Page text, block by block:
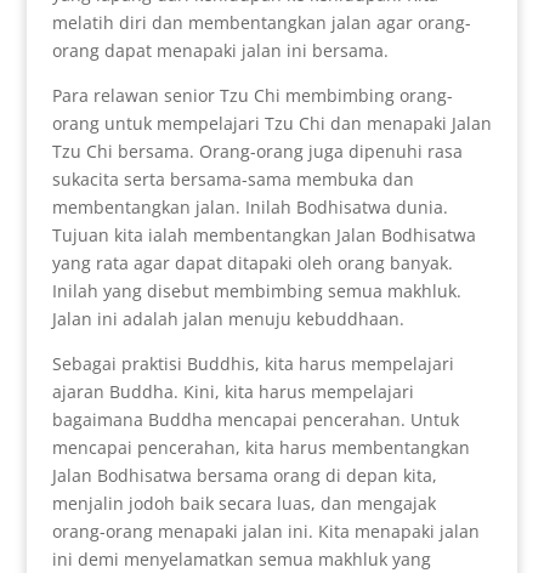
melatih diri dan membentangkan jalan agar orang-
orang dapat menapaki jalan ini bersama.
Para relawan senior Tzu Chi membimbing orang-
orang untuk mempelajari Tzu Chi dan menapaki Jalan
Tzu Chi bersama. Orang-orang juga dipenuhi rasa
sukacita serta bersama-sama membuka dan
membentangkan jalan. Inilah Bodhisatwa dunia.
Tujuan kita ialah membentangkan Jalan Bodhisatwa
yang rata agar dapat ditapaki oleh orang banyak.
Inilah yang disebut membimbing semua makhluk.
Jalan ini adalah jalan menuju kebuddhaan.
Sebagai praktisi Buddhis, kita harus mempelajari
ajaran Buddha. Kini, kita harus mempelajari
bagaimana Buddha mencapai pencerahan. Untuk
mencapai pencerahan, kita harus membentangkan
Jalan Bodhisatwa bersama orang di depan kita,
menjalin jodoh baik secara luas, dan mengajak
orang-orang menapaki jalan ini. Kita menapaki jalan
ini demi menyelamatkan semua makhluk yang